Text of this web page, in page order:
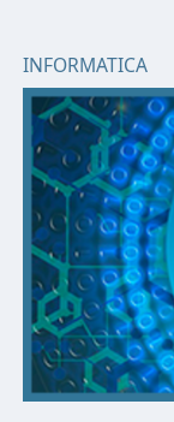
INFORMATICA